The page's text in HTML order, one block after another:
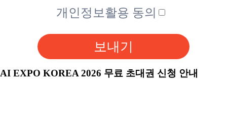
개인정보활용 동의
보내기
AI EXPO KOREA 2026 무료 초대권 신청 안내